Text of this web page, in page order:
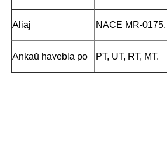
Aliaj NACE MR-
Ankaŭ havebla po PT, UT, RT, MT.